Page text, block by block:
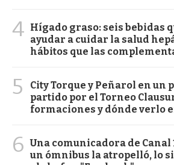
4 Hígado graso: seis bebidas
ayudar a cuidar la salud
hábitos que las
5
City Torque y Peñarol en un
partido por el Torneo
formaciones y dónde verlo
6 Una comunicadora de Canal
un ómnibus la atropelló, lo